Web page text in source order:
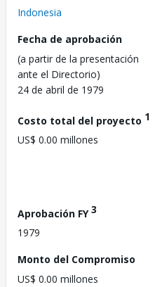
Indonesia
Fecha de aprobación
(a partir de la presentación
ante el Directorio)
24 de abril de 1979
Costo total del proyecto 1
US$ 0.00 millones
Aprobación FY3
1979
Monto del Compromiso
US$ 0.00 millones